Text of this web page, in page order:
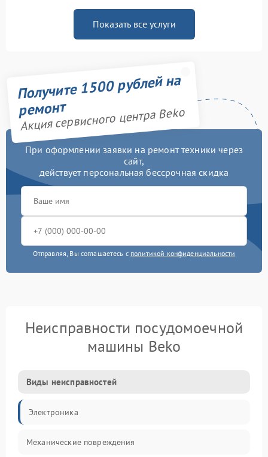
Показать все услуги
Получите 1500 рублей на
ремонт
Акция сервисного центра Beko
При оформлении заявки на ремонт техники через
сайт,
действует персональная бессрочная скидка
Отправляя, Вы соглашаетесь с политикой конфиденциальности
Неисправности посудомоечной
машины Beko
Виды неисправностей
Электроника
Механические повреждения